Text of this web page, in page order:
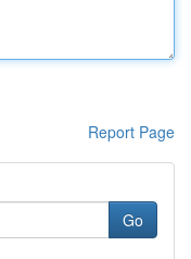
Report Page
Go